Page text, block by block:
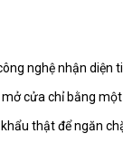
nghệ nhận diện
cửa chỉ bằng
thật để ngăn